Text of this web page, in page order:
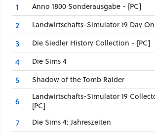
1 Anno 1800 Sonderausgabe - [PC]
2 Landwirtschafts-Simulator 19 Day
3 Die Siedler History Collection - [PC]
4 Die Sims 4
5 Shadow of the Tomb Raider
6
Landwirtschafts-Simulator 19
[PC]
7 Die Sims 4: Jahreszeiten